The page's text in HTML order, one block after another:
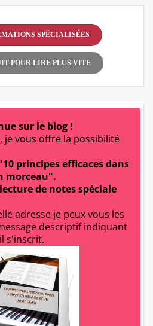
SPÉCIALISÉES
POUR LIRE PLUS VITE